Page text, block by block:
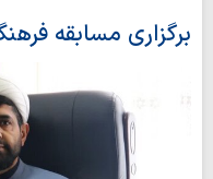
برگزاری مسابقه